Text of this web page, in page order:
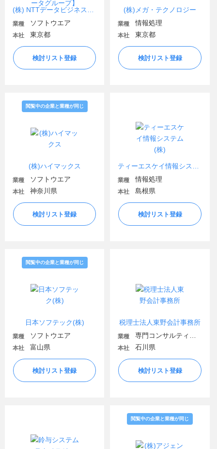
業種 ソフトウエア
本社 東京都
検討リスト登録
(株)メガ・テクノロジー
業種 情報処理
本社 東京都
検討リスト登録
(株)ハイマックス
閲覧中の企業と業種が同じ
業種 ソフトウエア
本社 神奈川県
検討リスト登録
業種 情報処理
本社 島根県
検討リスト登録
日本ソフテック(株)
閲覧中の企業と業種が同じ
業種 ソフトウエア
本社 富山県
検討リスト登録
税理士法人東野会計事務所
業種
本社 石川県
検討リスト登録
閲覧中の企業と業種が同じ